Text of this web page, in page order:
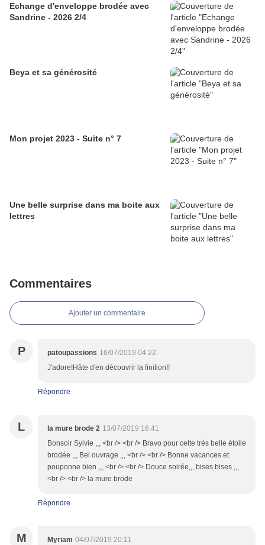
Echange d'enveloppe brodée avec
Sandrine - 2026 2/4
Beya et sa générosité
Mon projet 2023 - Suite n° 7
Une belle surprise dans ma boite aux
lettres
Commentaires
Ajouter un commentaire
P patoupassions 16/07/2019 04:22
J'adore!Hâte d'en découvrir la finition!!
Répondre
L la mure brode 2 13/07/2019 16:41
Bonsoir Sylvie ,,, <br /> <br /> Bravo pour cette très belle étoile
brodée ,,, Bel ouvrage ,,, <br /> <br /> Bonne vacances et
pouponne bien ,,, <br /> <br /> Douce soirée,,, bises bises ,,,
<br /> <br /> la mure brode
Répondre
M Myriam 04/07/2019 20:11